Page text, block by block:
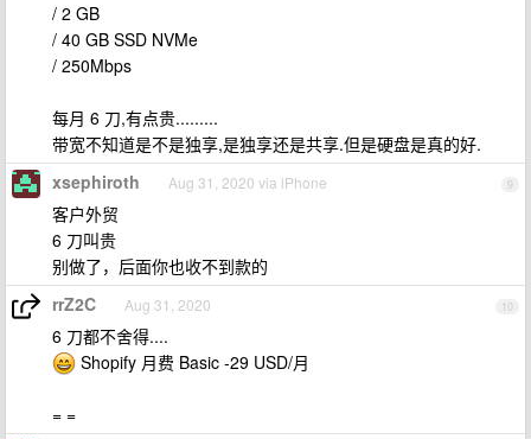
/ 2 GB
/ 40 GB SSD NVMe
/ 250Mbps
每月 6 刀,有点贵.........
带宽不知道是不是独享,是独享还是共享.但是硬盘是真的好.
9
xsephiroth Aug 31, 2020 via iPhone
客户外贸
6 刀叫贵
别做了，后面你也收不到款的
10
rrZ2C Aug 31, 2020
6 刀都不舍得....
Shopify 月费 Basic -29 USD/月
= =